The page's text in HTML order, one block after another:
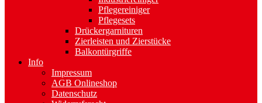
Pflegereiniger
Pflegesets
Drückergarnituren
Zierleisten und Zierstücke
Balkontürgriffe
Info
Impressum
AGB Onlineshop
Datenschutz